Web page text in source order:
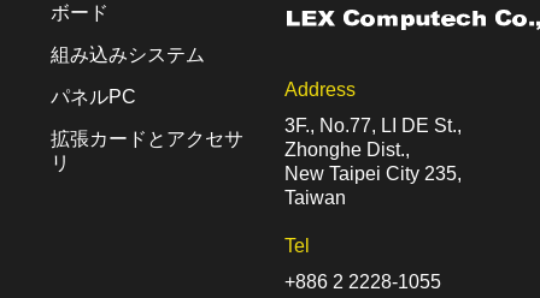
ボード
組み込みシステム
パネルPC
拡張カードとアクセサ
リ
Address
3F., No.77, LI DE St.,
Zhonghe Dist.,
New Taipei City 235,
Taiwan
Tel
+886 2 2228-1055